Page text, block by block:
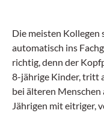
Die meisten Kollegen
automatisch ins
richtig, denn der
8-jährige Kinder, tritt
bei älteren Menschen
Jährigen mit eitriger,